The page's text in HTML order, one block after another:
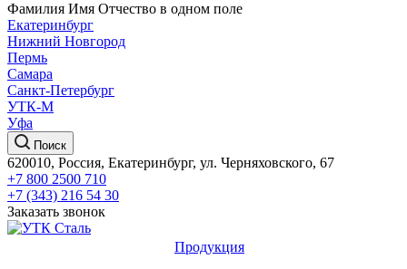
Фамилия Имя Отчество в одном поле
Екатеринбург
Нижний Новгород
Пермь
Самара
Санкт-Петербург
УТК-М
Уфа
Поиск
620010, Россия, Екатеринбург, ул. Черняховского, 67
+7 800 2500 710
+7 (343) 216 54 30
Заказать звонок
Продукция